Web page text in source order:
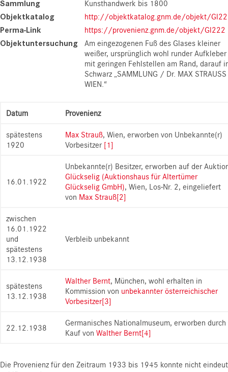
Sammlung Kunsthandwerk bis 1800
Objektkatalog http://objektkatalog.gnm.de/objekt/
Perma-Link https://provenienz.gnm.de/objekt/Gl222
Objektuntersuchung
Am eingezogenen Fuß des Glases kleiner
weißer, ursprünglich wohl runder Aufkleber
mit geringen Fehlstellen am Rand, darauf
Schwarz „SAMMLUNG / Dr. MAX
WIEN.“
Datum Provenienz
spätestens
1920
Max Strauß, Wien, erworben von Unbekannte(r)
Vorbesitzer [1]
16.01.1922
Unbekannte(r) Besitzer, erworben auf der
Glückselig (Auktionshaus für Altertümer
Glückselig GmbH), Wien, Los-Nr. 2, eingeliefert
von Max Strauß[2]
zwischen
16.01.1922
und
spätestens
13.12.1938
Verbleib unbekannt
spätestens
13.12.1938
Walther Bernt, München, wohl erhalten in
Kommission von unbekannter österreichischer
Vorbesitzer[3]
22.12.1938
Germanisches Nationalmuseum, erworben durch
Kauf von Walther Bernt[4]
Die Provenienz für den Zeitraum 1933 bis 1945 konnte nicht